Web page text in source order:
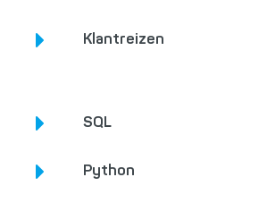
Klantreizen
SQL
Python